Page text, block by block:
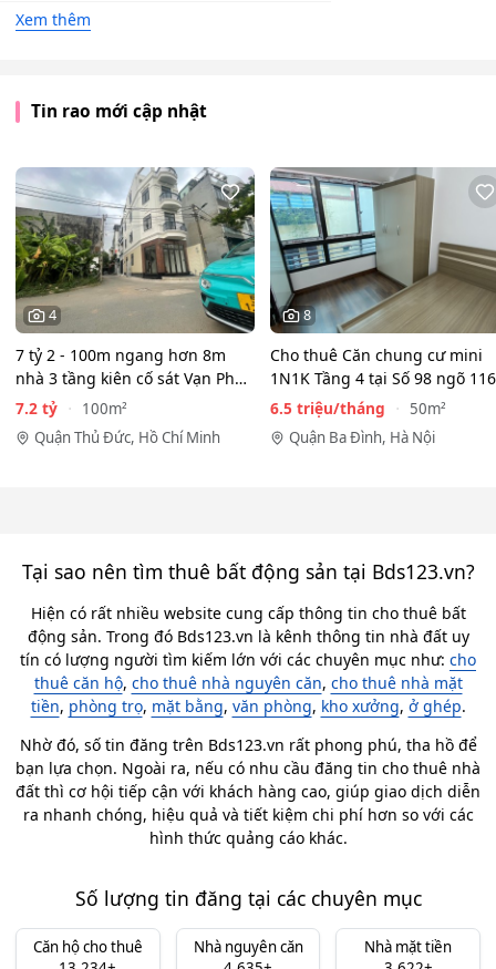
Xem thêm
Tin rao mới cập nhật
4
7 tỷ 2 - 100m ngang hơn 8m
nhà 3 tầng kiên cố sát Vạn Phúc
City - HẺM XE HƠI…
7.2 tỷ
100m²
Quận Thủ Đức, Hồ Chí Minh
8
Cho thuê Căn chung cư mini
1N1K Tầng 4 tại Số 98 ngõ 116
Phan Kế Bính, Ba Đình.…
6.5 triệu/tháng
50m²
Quận Ba Đình, Hà Nội
Tại sao nên tìm thuê bất động sản tại Bds123.vn?
Hiện có rất nhiều website cung cấp thông tin cho thuê bất
động sản. Trong đó Bds123.vn là kênh thông tin nhà đất uy
tín có lượng người tìm kiếm lớn với các chuyên mục như: cho
thuê căn hộ, cho thuê nhà nguyên căn, cho thuê nhà mặt
tiền, phòng trọ, mặt bằng, văn phòng, kho xưởng, ở ghép.
Nhờ đó, số tin đăng trên Bds123.vn rất phong phú, tha hồ để
bạn lựa chọn. Ngoài ra, nếu có nhu cầu đăng tin cho thuê nhà
đất thì cơ hội tiếp cận với khách hàng cao, giúp giao dịch diễn
ra nhanh chóng, hiệu quả và tiết kiệm chi phí hơn so với các
hình thức quảng cáo khác.
Số lượng tin đăng tại các chuyên mục
Căn hộ cho thuê
Nhà nguyên căn
Nhà mặt tiền